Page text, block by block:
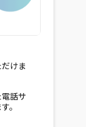
けま
話サ
。